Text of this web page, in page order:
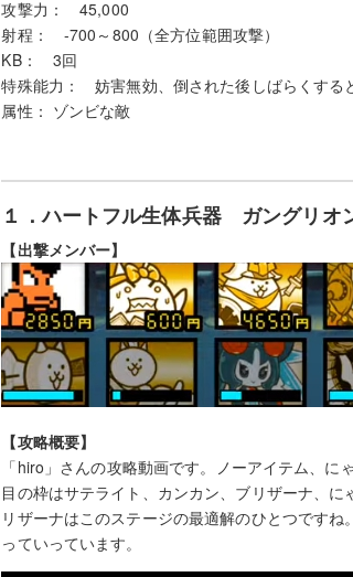
攻撃力： 45,000
射程： -700～800（全方位範囲攻撃）
KB： 3回
特殊能力： 妨害無効、倒された後しばらくする
属性： ゾンビな敵
１．ハートフル生体兵器 ガングリオ
【出撃メンバー】
【攻略概要】
「hiro」さんの攻略動画です。ノーアイテム、
目の枠はサテライト、カンカン、ブリザーナ、
リザーナはこのステージの最適解のひとつです
っていっています。